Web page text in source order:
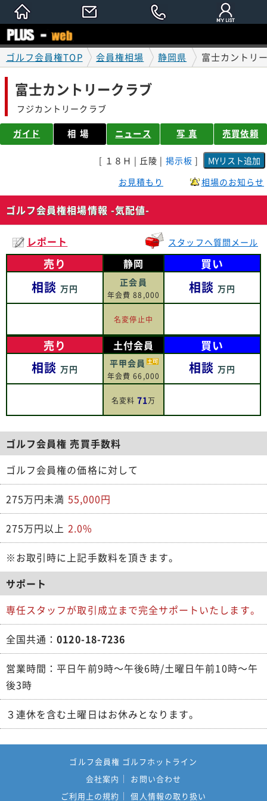
ゴルフ会員権TOP 会員権相場 静岡県 富士カントリ
富士カントリークラブ
フジカントリークラブ
ガイド 相場 ニュース 写 真 売買依頼
[ １８Ｈ | 丘陵 | 掲示板 ]
お見積もり
相場のお知らせ
ゴルフ会員権相場情報 -気配値-
レポート スタッフへ質問メール
売り
相談万円
静岡
正会員
年会費 88,000
名変停止中
買い
相談万円
売り
相談万円
土付会員
平甲会員
年会費 66,000
名変料71万
買い
相談万円
ゴルフ会員権 売買手数料
ゴルフ会員権の価格に対して
275万円未満 55,000円
275万円以上 2.0%
※お取引時に上記手数料を頂きます。
サポート
専任スタッフが取引成立まで完全サポートいたします。
全国共通：0120-18-7236
営業時間：平日午前9時～午後6時/土曜日午前10時～午
後3時
３連休を含む土曜日はお休みとなります。
ゴルフ会員権 ゴルフホットライン
会社案内
お問い合わせ
ご利用上の規約
個人情報の取り扱い